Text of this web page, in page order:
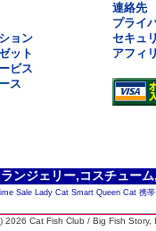
ョン
ット
ビス
ス
連絡先
プライ
セキュ
アフィ
ンジェリー,コスチュー
Sale Lady Cat Smart Queen Cat 携
2026 Cat Fish Club / Big Fish Story,